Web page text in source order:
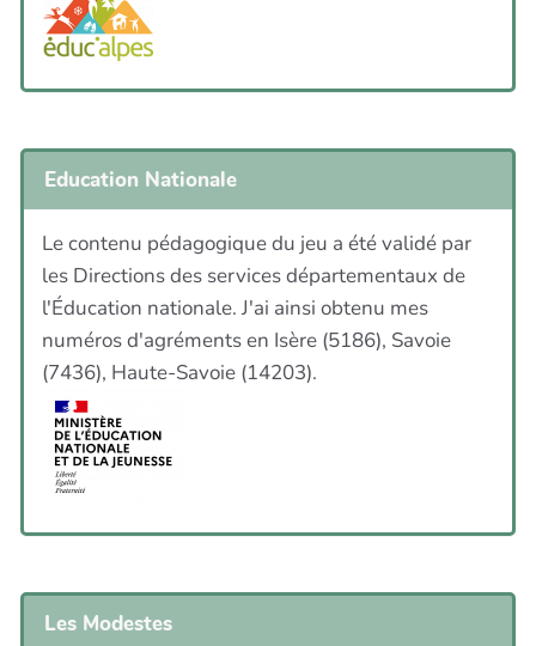
Education Nationale
Le contenu pédagogique du jeu a été validé par
les Directions des services départementaux de
l'Éducation nationale. J'ai ainsi obtenu mes
numéros d'agréments en Isère (5186), Savoie
(7436), Haute-Savoie (14203).
Les Modestes